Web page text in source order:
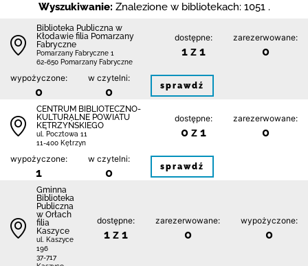
Wyszukiwanie: Znalezione w bibliotekach: 1051 .
Biblioteka Publiczna w
Kłodawie filia Pomarzany
Fabryczne
Pomarzany Fabryczne 1
62-650 Pomarzany Fabryczne
dostępne:
1 z 1
zarezerwowane:
0
wypożyczone:
0
w czytelni:
0 sprawdź
CENTRUM BIBLIOTECZNO-
KULTURALNE POWIATU
KĘTRZYŃSKIEGO
ul. Pocztowa 11
11-400 Kętrzyn
dostępne:
0 z 1
zarezerwowane:
0
wypożyczone:
1
w czytelni:
0 sprawdź
Gminna
Biblioteka
Publiczna
w Orłach
filia
Kaszyce
ul. Kaszyce
196
37-717
dostępne:
1 z 1
zarezerwowane:
0
wypożyczone:
0